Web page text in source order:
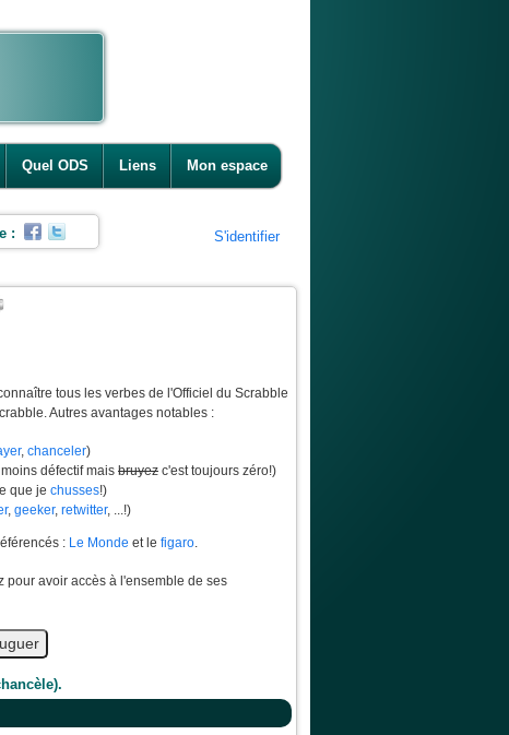
Quel ODS Liens Mon espace
: S'identifier
tous les verbes de l'Officiel du Scrabble
Autres avantages notables :
, chanceler)
défectif mais bruyez c'est toujours zéro!)
que je chusses!)
, geeker, retwitter, ...!)
: Le Monde et le figaro.
pour avoir accès à l'ensemble de ses